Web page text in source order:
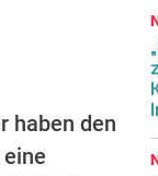
haben den